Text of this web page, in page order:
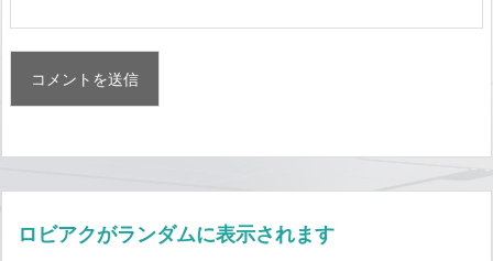
ロビアクがランダムに表示されます